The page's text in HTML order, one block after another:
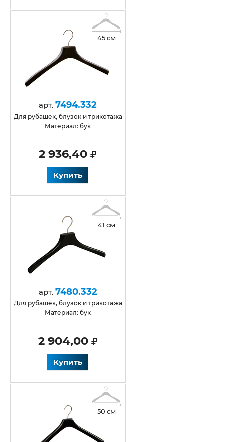
45 см
арт. 7494.332
для рубашек, блузок и трикотажа
Материал: бук
2 936,40
Купить
41 см
арт. 7480.332
для рубашек, блузок и трикотажа
Материал: бук
2 904,00
Купить
50 см